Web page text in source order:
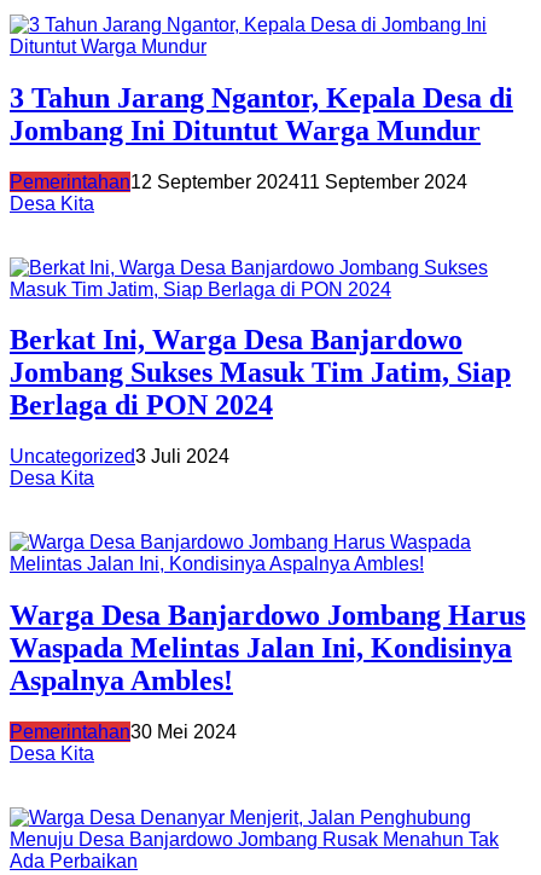
3 Tahun Jarang Ngantor, Kepala Desa di
Jombang Ini Dituntut Warga Mundur
Pemerintahan12 September 202411 September 2024
Desa Kita
Berkat Ini, Warga Desa Banjardowo
Jombang Sukses Masuk Tim Jatim, Siap
Berlaga di PON 2024
Uncategorized3 Juli 2024
Desa Kita
Warga Desa Banjardowo Jombang Harus
Waspada Melintas Jalan Ini, Kondisinya
Aspalnya Ambles!
Pemerintahan30 Mei 2024
Desa Kita